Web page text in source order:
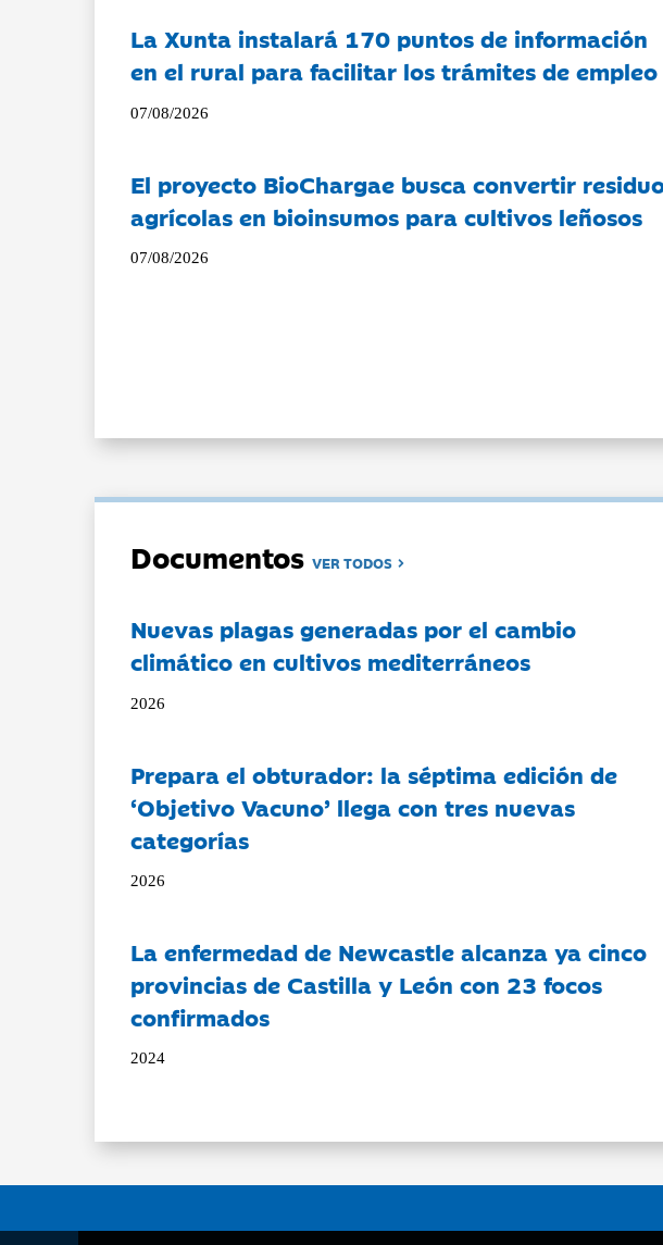
La Xunta instalará 170 puntos de información
en el rural para facilitar los trámites de empleo
07/08/2026
El proyecto BioChargae busca convertir
agrícolas en bioinsumos para cultivos leñosos
07/08/2026
DocumentosVER TODOS
Nuevas plagas generadas por el cambio
climático en cultivos mediterráneos
2026
Prepara el obturador: la séptima edición de
‘Objetivo Vacuno’ llega con tres nuevas
categorías
2026
La enfermedad de Newcastle alcanza ya cinco
provincias de Castilla y León con 23 focos
confirmados
2024